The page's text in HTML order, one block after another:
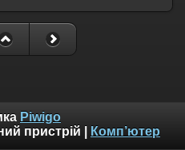
Piwigo
пристрій Комп’ютер